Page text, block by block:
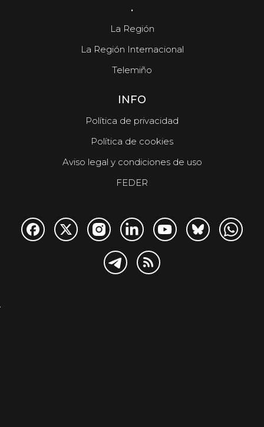
.
La Región
La Región Internacional
Telemiño
INFO
Política de privacidad
Política de cookies
Aviso legal y condiciones de uso
FEDER